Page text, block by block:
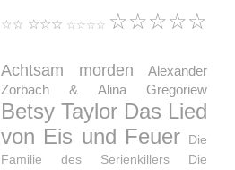
☆☆ ☆☆☆ ☆☆☆☆ ☆☆☆☆☆
Achtsam morden
Alexander
Zorbach & Alina Gregoriew
Betsy Taylor Das Lied
von Eis und Feuer
Die
Familie des Serienkillers
Die